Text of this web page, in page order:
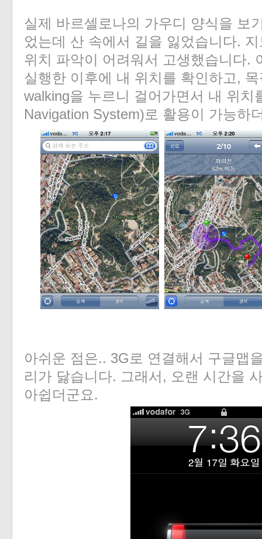
실제 바르셀로나의 가우디 양식을 보
었는데 산 속에서 길을 잃었습니다.
위치 파악이 어려워서 고생했습니다.
실행한 이후에 내 위치를 확인하고,
walking을 누르니 걸어가면서 내 위치
Navigation System)로 활용이 가능하
아쉬운 점은.. 3G로 연결해서 구글맵
리가 닳습니다. 그래서, 오랜 시간을
아쉽더군요.